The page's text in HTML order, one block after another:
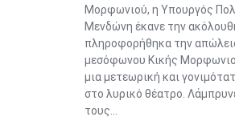
Μορφωνιού, η Υπουργός
Μενδώνη έκανε την
πληροφορήθηκα την
μεσόφωνου Κικής
μια μετεωρική και
στο λυρικό θέατρο.
τους...